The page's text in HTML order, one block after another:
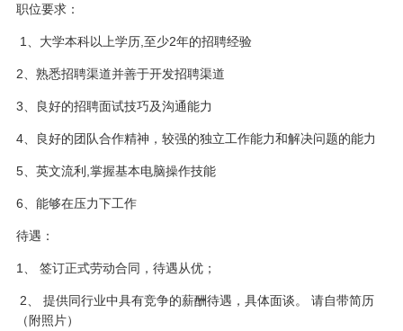
职位要求：
1、大学本科以上学历,至少2年的招聘经验
2、熟悉招聘渠道并善于开发招聘渠道
3、良好的招聘面试技巧及沟通能力
4、良好的团队合作精神，较强的独立工作能力和解决问题的能力
5、英文流利,掌握基本电脑操作技能
6、能够在压力下工作
待遇：
1、 签订正式劳动合同，待遇从优；
2、 提供同行业中具有竞争的薪酬待遇，具体面谈。 请自带简历
（附照片）